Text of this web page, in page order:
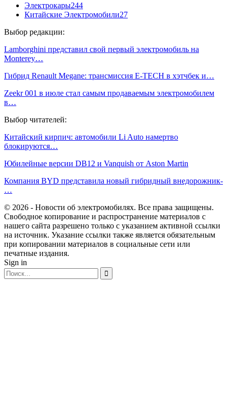
Электрокары244
Китайские Электромобили27
Выбор редакции:
Lamborghini представил свой первый электромобиль на
Monterey…
Гибрид Renault Megane: трансмиссия E-TECH в хэтчбек и…
Zeekr 001 в июле стал самым продаваемым электромобилем
в…
Выбор читателей:
Китайский кирпич: автомобили Li Auto намертво
блокируются…
Юбилейные версии DB12 и Vanquish от Aston Martin
Компания BYD представила новый гибридный внедорожник-
…
© 2026 - Новости об электромобилях. Все права защищены.
Свободное копирование и распространение материалов с
нашего сайта разрешено только с указанием активной ссылки
на источник. Указание ссылки также является обязательным
при копировании материалов в социальные сети или
печатные издания.
Sign in